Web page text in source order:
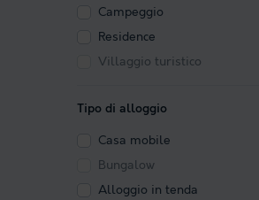
Campeggio
Residence
Villaggio turistico
Tipo di alloggio
Casa mobile
Bungalow
Alloggio in tenda